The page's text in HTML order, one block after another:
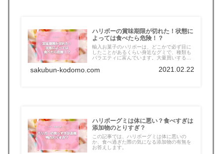
ハリボーの賞味期限が切れた！状態に
よっては食べたら危険！？
輸入お菓子のハリボーは、どこかで必ず目に
したことがあるくらい身近なグミで、種類も
バラエティに富んでいます。大量買いする
sakubun-kodomo.com 2021.02.22
ハリボーグミは体に悪い？食べすぎは
添加物のとりすぎ？
この記事では、ハリボーグミは体に悪いの
か、食べ過ぎた際の気になる添加物の有無を
お答えします。